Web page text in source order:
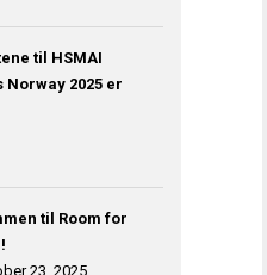
til HSMAI
Norway 2025 er
til Room for
23, 2025